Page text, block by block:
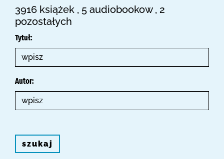
3916 książek , 5 audiobookow , 2
pozostałych
Tytuł:
Autor:
szukaj